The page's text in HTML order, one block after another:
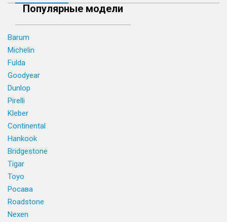
Популярные модели
Barum
Michelin
Fulda
Goodyear
Dunlop
Pirelli
Kleber
Continental
Hankook
Bridgestone
Tigar
Toyo
Росава
Roadstone
Nexen